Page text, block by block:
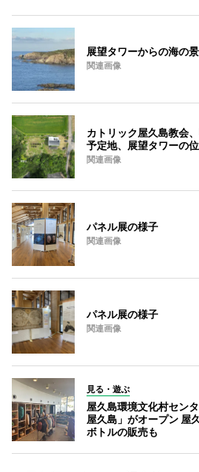
展望タワーからの海の
関連画像
カトリック屋久島教会
予定地、展望タワーの
関連画像
パネル展の様子
関連画像
パネル展の様子
関連画像
見る・遊ぶ
屋久島環境文化村セン
屋久島」がオープン 屋
ボトルの販売も